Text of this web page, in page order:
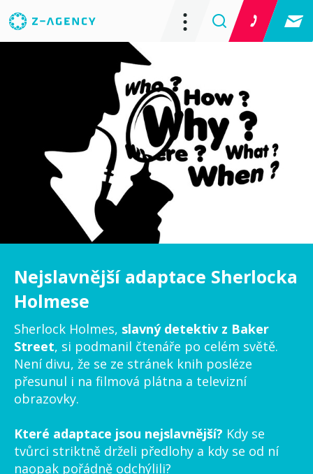
Nejslavnější adaptace Sherlocka
Holmese
Sherlock Holmes, slavný detektiv z Baker
Street, si podmanil čtenáře po celém světě.
Není divu, že se ze stránek knih posléze
přesunul i na filmová plátna a televizní
obrazovky.
Které adaptace jsou nejslavnější? Kdy se
tvůrci striktně drželi předlohy a kdy se od ní
naopak pořádně odchýlili?